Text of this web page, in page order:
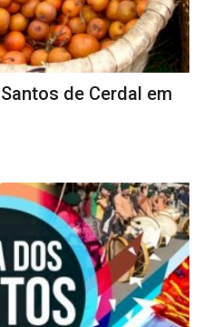
de Cerdal em